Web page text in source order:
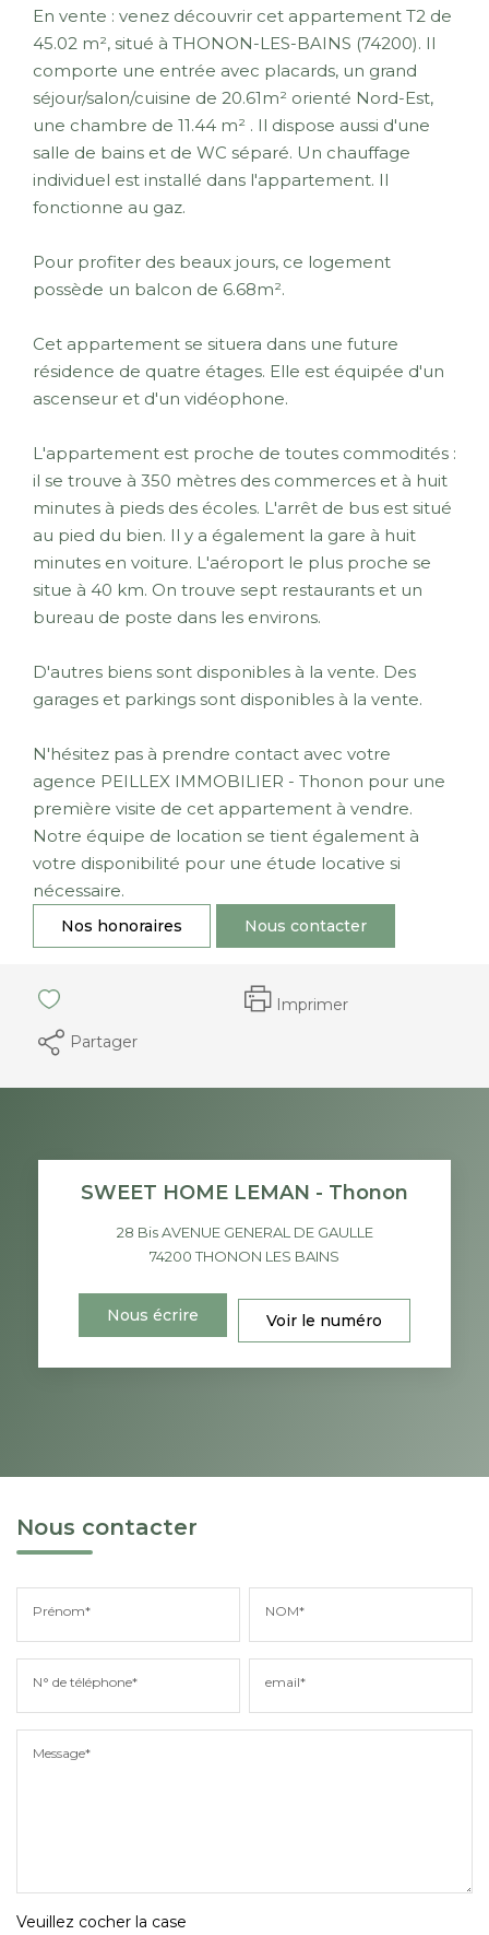
En vente : venez découvrir cet appartement T2 de
45.02 m², situé à THONON-LES-BAINS (74200). Il
comporte une entrée avec placards, un grand
séjour/salon/cuisine de 20.61m² orienté Nord-Est,
une chambre de 11.44 m² . Il dispose aussi d'une
salle de bains et de WC séparé. Un chauffage
individuel est installé dans l'appartement. Il
fonctionne au gaz.
Pour profiter des beaux jours, ce logement
possède un balcon de 6.68m².
Cet appartement se situera dans une future
résidence de quatre étages. Elle est équipée d'un
ascenseur et d'un vidéophone.
L'appartement est proche de toutes commodités :
il se trouve à 350 mètres des commerces et à huit
minutes à pieds des écoles. L'arrêt de bus est situé
au pied du bien. Il y a également la gare à huit
minutes en voiture. L'aéroport le plus proche se
situe à 40 km. On trouve sept restaurants et un
bureau de poste dans les environs.
D'autres biens sont disponibles à la vente. Des
garages et parkings sont disponibles à la vente.
N'hésitez pas à prendre contact avec votre
agence PEILLEX IMMOBILIER - Thonon pour une
première visite de cet appartement à vendre.
Notre équipe de location se tient également à
votre disponibilité pour une étude locative si
nécessaire.
Nos honoraires Nous contacter
Imprimer
Partager
SWEET HOME LEMAN - Thonon
28 Bis AVENUE GENERAL DE GAULLE
74200THONON LES BAINS
Nous écrire Voir le numéro
Nous contacter
Prénom* NOM*
N° de téléphone* email*
Message*
Veuillez cocher la case